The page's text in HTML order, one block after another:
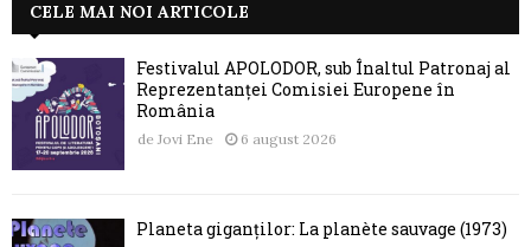
CELE MAI NOI ARTICOLE
Festivalul APOLODOR, sub Înaltul Patronaj al
Reprezentanței Comisiei Europene în
România
de Jovi Ene 6 august 2026
Planeta giganților: La planète sauvage (1973)